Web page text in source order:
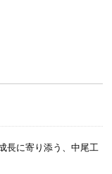
長に寄り添う、中尾工